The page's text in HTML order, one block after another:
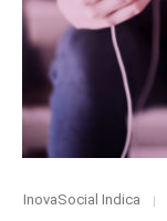
Category
InovaSocial Indica